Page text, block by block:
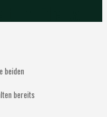
beiden
bereits